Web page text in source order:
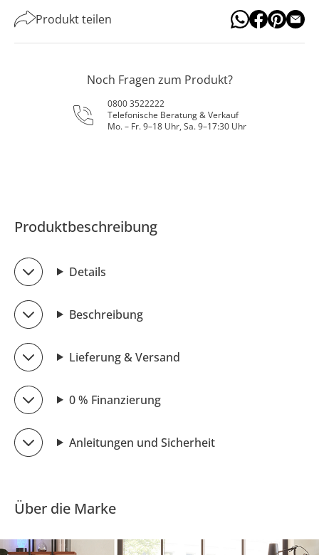
Produkt teilen
Noch Fragen zum Produkt?
0800 3522222
Telefonische Beratung & Verkauf
Mo. – Fr. 9–18 Uhr, Sa. 9–17:30 Uhr
Produktbeschreibung
Details
Beschreibung
Lieferung & Versand
0 % Finanzierung
Anleitungen und Sicherheit
Über die Marke